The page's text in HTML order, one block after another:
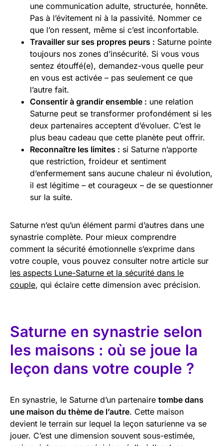
une communication adulte, structurée, honnête.
Pas à l’évitement ni à la passivité. Nommer ce
que l’on ressent, même si c’est inconfortable.
Travailler sur ses propres peurs : Saturne pointe
toujours nos zones d’insécurité. Si vous vous
sentez étouffé(e), demandez-vous quelle peur
en vous est activée – pas seulement ce que
l’autre fait.
Consentir à grandir ensemble : une relation
Saturne peut se transformer profondément si les
deux partenaires acceptent d’évoluer. C’est le
plus beau cadeau que cette planète peut offrir.
Reconnaître les limites : si Saturne n’apporte
que restriction, froideur et sentiment
d’enfermement sans aucune chaleur ni évolution,
il est légitime – et courageux – de se questionner
sur la suite.
Saturne n’est qu’un élément parmi d’autres dans une
synastrie complète. Pour mieux comprendre
comment la sécurité émotionnelle s’exprime dans
votre couple, vous pouvez consulter notre article sur
les aspects Lune-Saturne et la sécurité dans le
couple, qui éclaire cette dimension avec précision.
Saturne en synastrie selon
les maisons : où se joue la
leçon dans votre couple ?
En synastrie, le Saturne d’un partenaire tombe dans
une maison du thème de l’autre. Cette maison
devient le terrain sur lequel la leçon saturienne va se
jouer. C’est une dimension souvent sous-estimée,